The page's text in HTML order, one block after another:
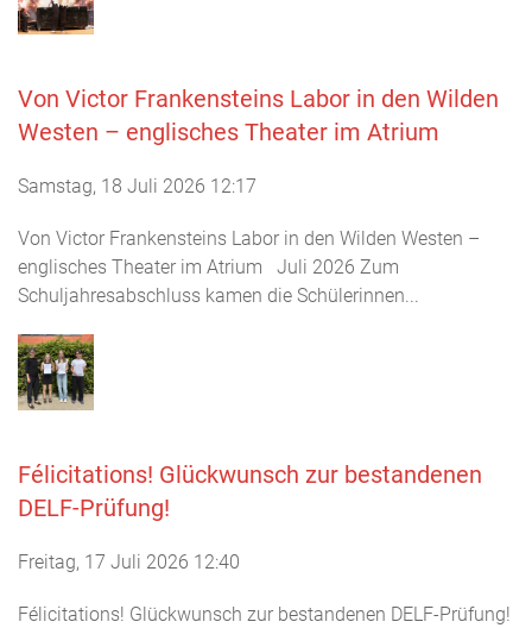
Von Victor Frankensteins Labor in den Wilden
Westen – englisches Theater im Atrium
Samstag, 18 Juli 2026 12:17
Von Victor Frankensteins Labor in den Wilden Westen –
englisches Theater im Atrium Juli 2026 Zum
Schuljahresabschluss kamen die Schülerinnen...
Félicitations! Glückwunsch zur bestandenen
DELF-Prüfung!
Freitag, 17 Juli 2026 12:40
Félicitations! Glückwunsch zur bestandenen DELF-Prüfung!